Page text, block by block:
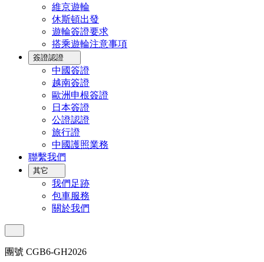
維京遊輪
休斯頓出發
遊輪簽證要求
搭乘遊輪注意事項
簽證認證
中國簽證
越南簽證
歐洲申根簽證
日本簽證
公證認證
旅行證
中國護照業務
聯繫我們
其它
我們足跡
包車服務
關於我們
團號 CGB6-GH2026